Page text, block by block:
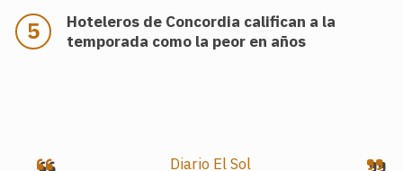
Hoteleros de Concordia califican a la
temporada como la peor en años
Diario El Sol